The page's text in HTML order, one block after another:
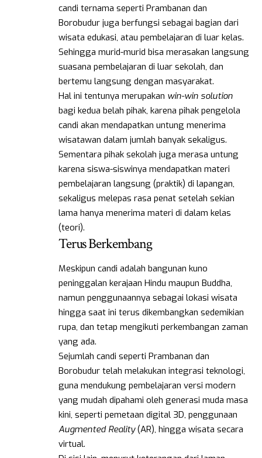
candi ternama seperti Prambanan dan
Borobudur juga berfungsi sebagai bagian dari
wisata edukasi, atau pembelajaran di luar kelas.
Sehingga murid-murid bisa merasakan langsung
suasana pembelajaran di luar sekolah, dan
bertemu langsung dengan masyarakat.
Hal ini tentunya merupakan win-win solution
bagi kedua belah pihak, karena pihak pengelola
candi akan mendapatkan untung menerima
wisatawan dalam jumlah banyak sekaligus.
Sementara pihak sekolah juga merasa untung
karena siswa-siswinya mendapatkan materi
pembelajaran langsung (praktik) di lapangan,
sekaligus melepas rasa penat setelah sekian
lama hanya menerima materi di dalam kelas
(teori).
Terus Berkembang
Meskipun candi adalah bangunan kuno
peninggalan kerajaan Hindu maupun Buddha,
namun penggunaannya sebagai lokasi wisata
hingga saat ini terus dikembangkan sedemikian
rupa, dan tetap mengikuti perkembangan zaman
yang ada.
Sejumlah candi seperti Prambanan dan
Borobudur telah melakukan integrasi teknologi,
guna mendukung pembelajaran versi modern
yang mudah dipahami oleh generasi muda masa
kini, seperti pemetaan digital 3D, penggunaan
Augmented Reality(AR), hingga wisata secara
virtual.